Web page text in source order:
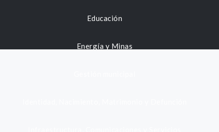
Educación
Energía y Minas